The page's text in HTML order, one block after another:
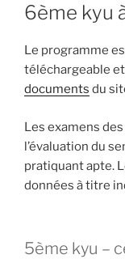
6ème kyu
Le programme
téléchargeable
documents du
Les examens
l’évaluation du
pratiquant apte.
données à titre
5ème kyu –